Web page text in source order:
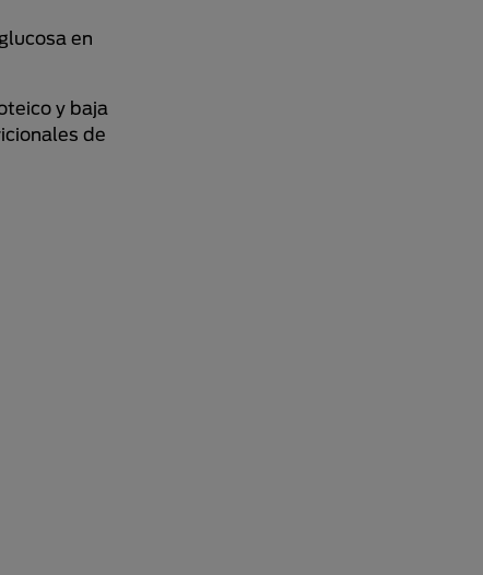
en
y baja
de